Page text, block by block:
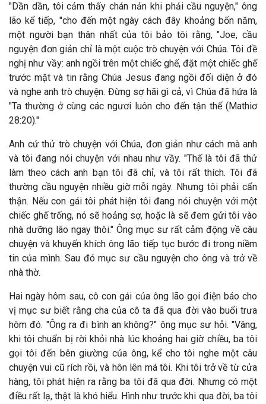
"Dần dần, tôi cảm thấy chán nản khi phải cầu nguyện," ông
lão kể tiếp, "cho đến một ngày cách đây khoảng bốn năm,
một người bạn thân nhất của tôi bảo tôi rằng, "Joe, cầu
nguyện đơn giản chỉ là một cuộc trò chuyện với Chúa. Tôi đề
nghị như vầy: anh ngồi trên một chiếc ghế, đặt một chiếc ghế
trước mặt và tin rằng Chúa Jesus đang ngồi đối diện ở đó
và nghe anh trò chuyện. Đừng sợ hãi gì cả, vì Chúa đã hứa là
"Ta thường ở cùng các ngươi luôn cho đến tận thế (Mathiơ
28:20)."
Anh cứ thử trò chuyện với Chúa, đơn giản như cách mà anh
và tôi đang nói chuyện với nhau như vầy. "Thế là tôi đã thử
làm theo cách anh bạn tôi đã chỉ, và tôi rất thích. Tôi đã
thường cầu nguyện nhiều giờ mỗi ngày. Nhưng tôi phải cẩn
thận. Nếu con gái tôi phát hiện tôi đang nói chuyện với một
chiếc ghế trống, nó sẽ hoảng sợ, hoặc là sẽ đem gửi tôi vào
nhà dưỡng lão ngay thôi." Ông mục sư rất cảm động về câu
chuyện và khuyến khích ông lão tiếp tục bước đi trong niềm
tin của mình. Sau đó mục sư cầu nguyện cho ông và trở về
nhà thờ.
Hai ngày hôm sau, cô con gái của ông lão gọi điện báo cho
vị mục sư biết rằng cha của cô ta đã qua đời vào buổi trưa
hôm đó. "Ông ra đi bình an không?" ông mục sư hỏi. "Vâng,
khi tôi chuẩn bị rời khỏi nhà lúc khoảng hai giờ chiều, ba tôi
gọi tôi đến bên giường của ông, kể cho tôi nghe một câu
chuyện vui cũ rích rồi, và hôn lên má tôi. Khi tôi trở về từ cửa
hàng, tôi phát hiện ra rằng ba tôi đã qua đời. Nhưng có một
điều rất lạ, thật là khó hiểu. Hình như trước khi qua đời, ba tôi